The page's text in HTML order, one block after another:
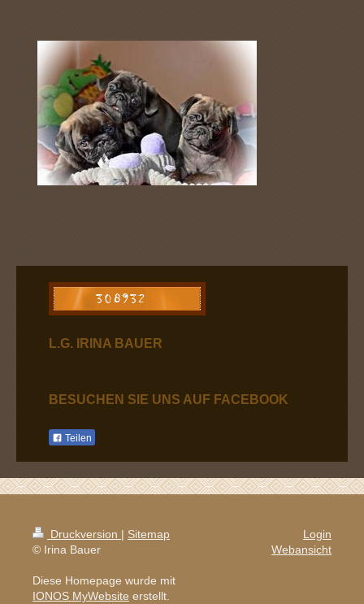
L.G. IRINA BAUER
BESUCHEN SIE UNS AUF FACEBOOK
Teilen
Druckversion | Sitemap
© Irina Bauer
Diese Homepage wurde mit
IONOS MyWebsite erstellt.
Login
Webansicht